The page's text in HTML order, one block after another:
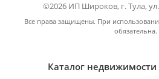
©2026 ИП Широков, г. Тула,
Все права защищены. При
обязательна.
Каталог недвижимости